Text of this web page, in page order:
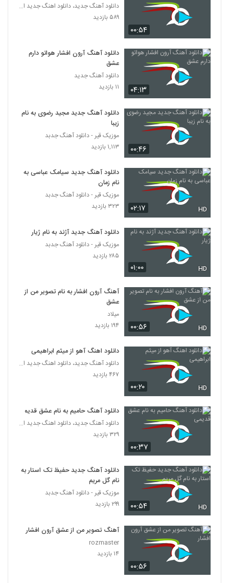
۰۰:۵۴
دانلود آهنگ جدید، دانلود اهنگ جدید ایرانی
۵۸۹ بازدید
۰۴:۱۳
دانلود آهنگ آرون افشار هواتو دارم
عشق
دانلود آهنگ جدید
۱۱ بازدید
۰۰:۴۶
دانلود آهنگ جدید مجید رضوی به نام
زیبا
موزیک قیر - دانلود آهنگ جدبد
۱,۱۱۳ بازدید
۰۲:۱۷ HD
دانلود آهنگ جدید سیامک عباسی به
نام زمان
موزیک قیر - دانلود آهنگ جدبد
۳۲۳ بازدید
۰۱:۰۰ HD
دانلود آهنگ جدید آژند به نام ژیار
موزیک قیر - دانلود آهنگ جدبد
۲۸۵ بازدید
۰۰:۵۶ HD
آهنگ آرون افشار به نام تصویر من از
عشق
میلاد
۱۹۴ بازدید
۰۰:۲۰ HD
دانلود اهنگ آهو از میثم ابراهیمی
دانلود آهنگ جدید، دانلود اهنگ جدید ایرانی
۴۶۷ بازدید
۰۰:۳۷
دانلود آهنگ حامیم به نام عشق قدیمی
دانلود آهنگ جدید، دانلود اهنگ جدید ایرانی
۳۲۹ بازدید
۰۰:۵۴ HD
دانلود آهنگ جدید حفیظ تک استار به
نام گل مریم
موزیک قیر - دانلود آهنگ جدبد
۲۹۹ بازدید
۰۰:۵۶
آهنگ تصویر من از عشق آرون افشار
rozmaster
۱۴ بازدید